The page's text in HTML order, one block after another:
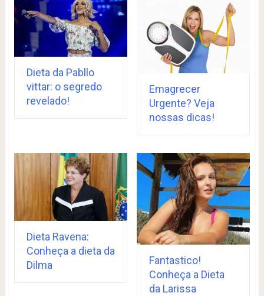
Dieta da Pabllo
vittar: o segredo
revelado!
Emagrecer
Urgente? Veja
nossas dicas!
Dieta Ravena:
Conheça a dieta da
Dilma
Fantastico!
Conheça a Dieta
da Larissa